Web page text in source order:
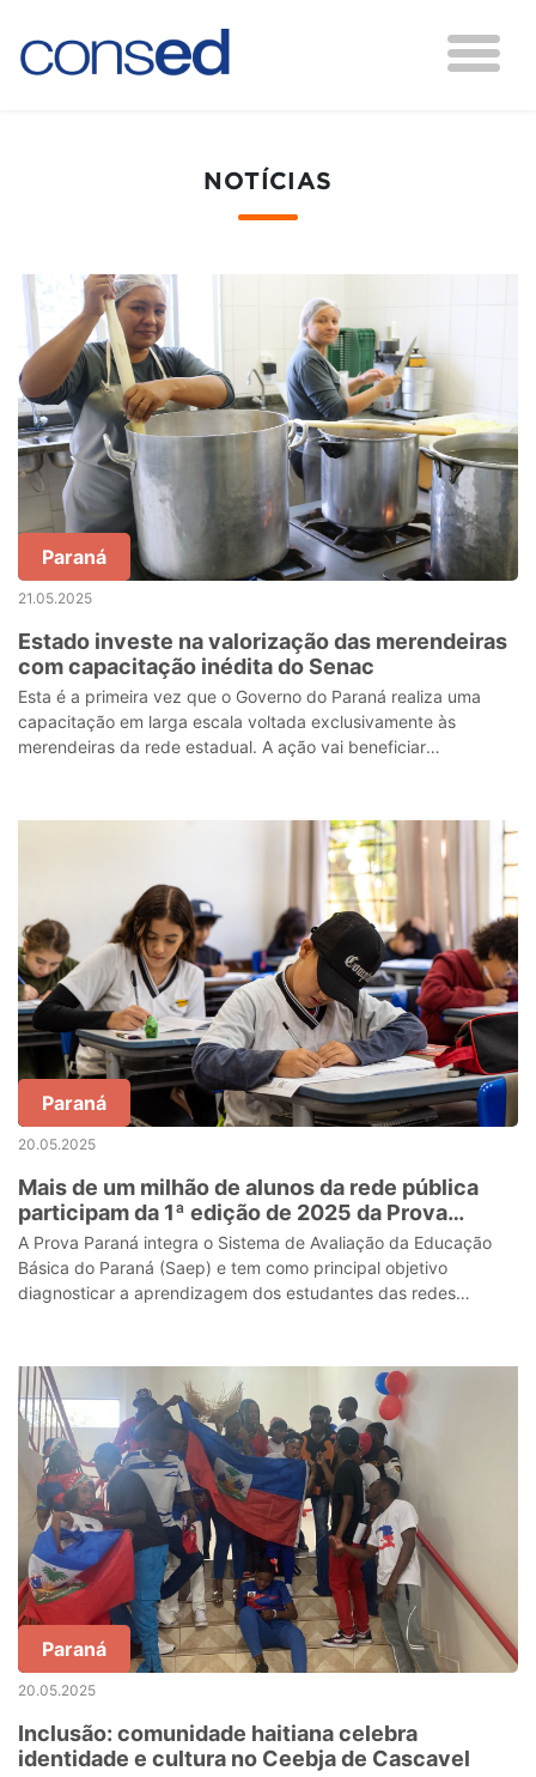
NOTÍCIAS
Paraná
21.05.2025
Estado investe na valorização das merendeiras
com capacitação inédita do Senac
Esta é a primeira vez que o Governo do Paraná realiza uma
capacitação em larga escala voltada exclusivamente às
merendeiras da rede estadual. A ação vai beneficiar
Paraná
20.05.2025
Mais de um milhão de alunos da rede pública
participam da 1ª edição de 2025 da Prova
Paraná
A Prova Paraná integra o Sistema de Avaliação da Educação
Básica do Paraná (Saep) e tem como principal objetivo
diagnosticar a aprendizagem dos estudantes das redes
Paraná
20.05.2025
Inclusão: comunidade haitiana celebra
identidade e cultura no Ceebja de Cascavel